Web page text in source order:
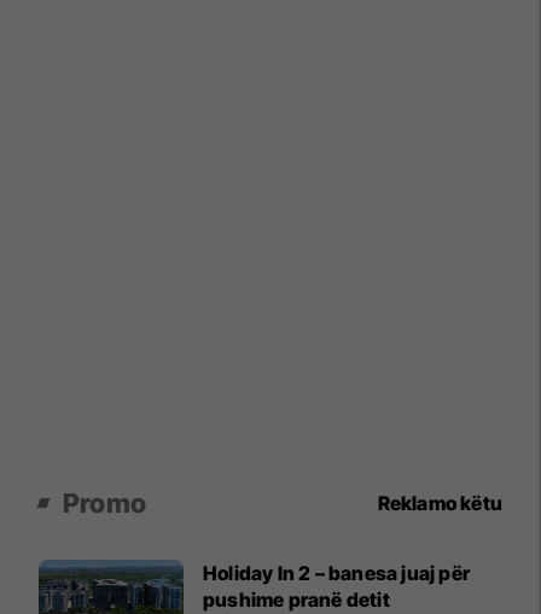
Promo Reklamo këtu
Holiday In 2 – banesa juaj për
pushime pranë detit